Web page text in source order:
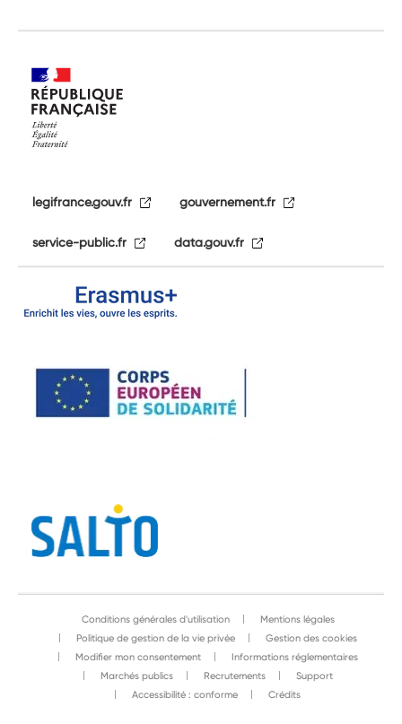
legifrance.gouv.fr gouvernement.fr
service-public.fr data.gouv.fr
Conditions générales d'utilisation
Mentions légales
Politique de gestion de la vie privée
Gestion des cookies
Modifier mon consentement
Informations réglementaires
Marchés publics
Recrutements
Support
Accessibilité : conforme
Crédits